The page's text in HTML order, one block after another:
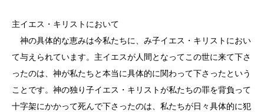
主イエス・キリストにおいて
神の具体的な恵みは今私たちに、み子イエス・キリストにおい
て与えられています。主イエスが人間となってこの世に来て下さ
ったのは、神が私たちと本当に具体的に関わって下さったという
ことです。神の独り子イエス・キリストが私たちの罪を背負って
十字架にかかって死んで下さったのは、私たちが日々具体的に犯